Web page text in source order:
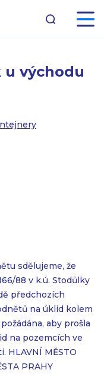
u východu
sdělujeme, že
88 v k.ú. Stodůlky
předchozích
na úklid kolem
aby prošla
na pozemcích ve
HLAVNÍ MĚSTO
PRAHY